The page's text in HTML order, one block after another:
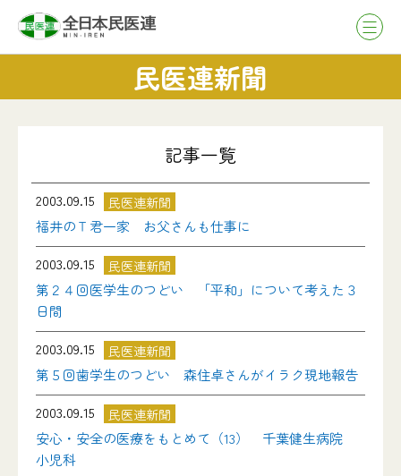
民医連新聞
記事一覧
2003.09.15 民医連新聞
福井のＴ君一家 お父さんも仕事に
2003.09.15
民医連新聞
第２４回医学生のつどい 「平和」について考えた３
日間
2003.09.15
民医連新聞
第５回歯学生のつどい 森住卓さんがイラク現地報告
2003.09.15
民医連新聞
安心・安全の医療をもとめて（13） 千葉健生病院
小児科